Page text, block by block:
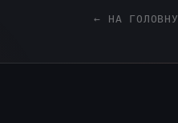
← НА ГОЛОВНУ